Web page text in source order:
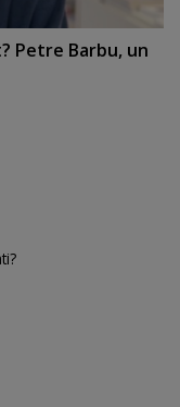
Petre Barbu, un